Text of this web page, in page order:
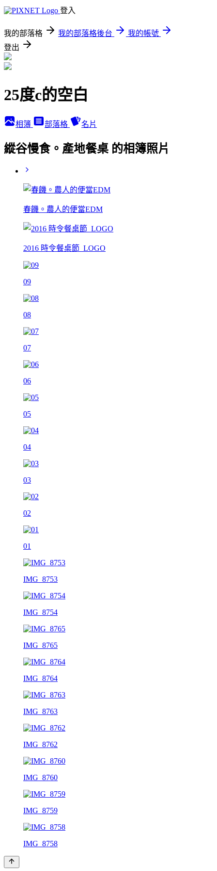
登入
我的部落格 我的部落格後台
我的帳號
登出
25度c的空白
相簿 部落格 名片
縱谷慢食。產地餐桌 的相簿照片
春饑。農人的便當EDM
2016 時令餐桌節_LOGO
09
08
07
06
05
04
03
02
01
IMG_8753
IMG_8754
IMG_8765
IMG_8764
IMG_8763
IMG_8762
IMG_8760
IMG_8759
IMG_8758